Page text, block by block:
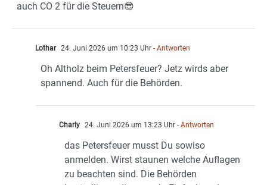
auch CO 2 für die Steuern😎
Lothar 24. Juni 2026 um 10:23 Uhr - Antworten
Oh Altholz beim Petersfeuer? Jetz wirds aber
spannend. Auch für die Behörden.
Charly 24. Juni 2026 um 13:23 Uhr - Antworten
das Petersfeuer musst Du sowiso
anmelden. Wirst staunen welche Auflagen
zu beachten sind. Die Behörden